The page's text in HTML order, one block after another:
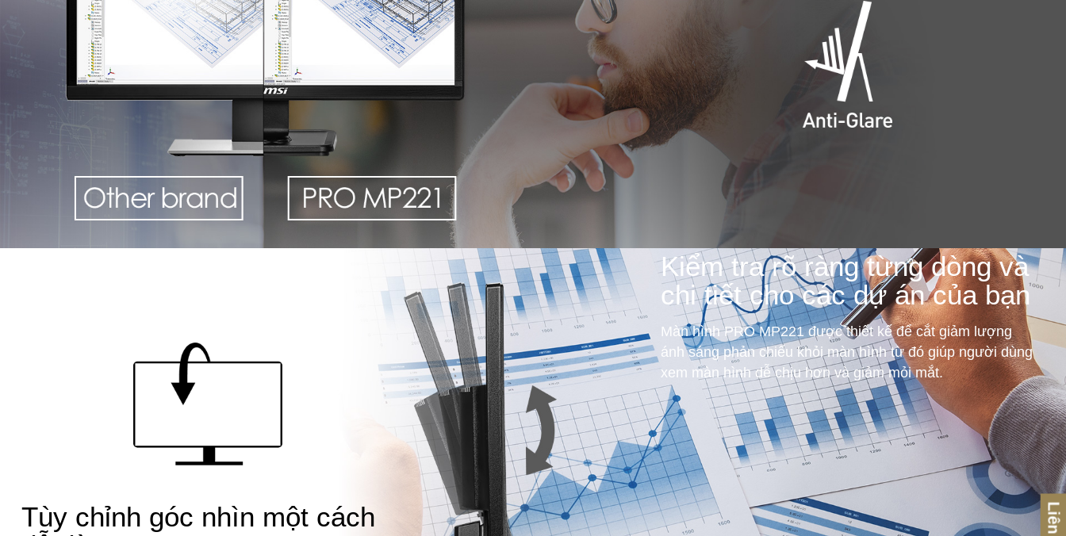
Kiểm tra rõ ràng từng dòng và
chi tiết cho các dự án của bạn
Màn hình PRO MP221 được thiết kế để cắt giảm lượng
ánh sáng phản chiếu khỏi màn hình từ đó giúp người dùng
xem màn hình dễ chịu hơn và giảm mỏi mắt.
Tùy chỉnh góc nhìn một cách